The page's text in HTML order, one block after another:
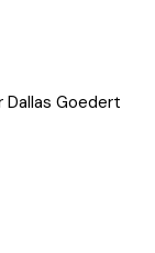
Dallas Goedert